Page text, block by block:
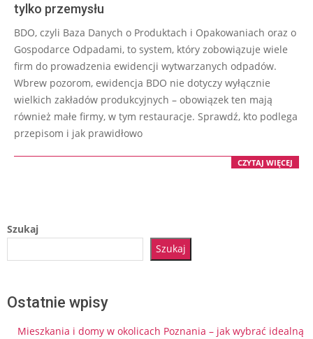
tylko przemysłu
BDO, czyli Baza Danych o Produktach i Opakowaniach oraz o
Gospodarce Odpadami, to system, który zobowiązuje wiele
firm do prowadzenia ewidencji wytwarzanych odpadów.
Wbrew pozorom, ewidencja BDO nie dotyczy wyłącznie
wielkich zakładów produkcyjnych – obowiązek ten mają
również małe firmy, w tym restauracje. Sprawdź, kto podlega
przepisom i jak prawidłowo
CZYTAJ WIĘCEJ
Szukaj
Szukaj
Ostatnie wpisy
Mieszkania i domy w okolicach Poznania – jak wybrać idealną